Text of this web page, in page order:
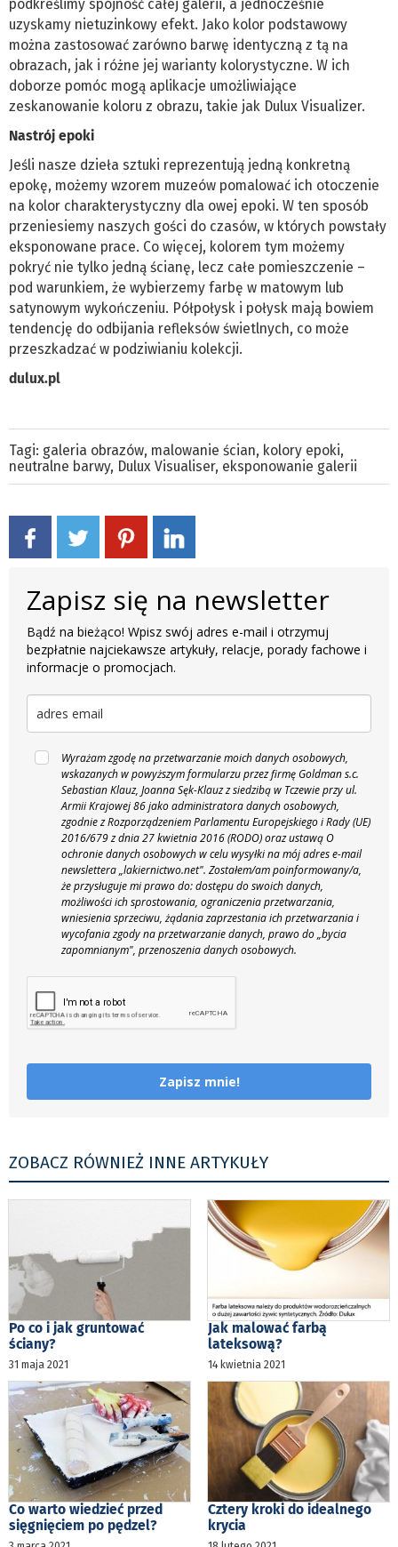
podkreślimy spójność całej galerii, a jednocześnie
uzyskamy nietuzinkowy efekt. Jako kolor podstawowy
można zastosować zarówno barwę identyczną z tą na
obrazach, jak i różne jej warianty kolorystyczne. W ich
doborze pomóc mogą aplikacje umożliwiające
zeskanowanie koloru z obrazu, takie jak Dulux Visualizer.
Nastrój epoki
Jeśli nasze dzieła sztuki reprezentują jedną konkretną
epokę, możemy wzorem muzeów pomalować ich otoczenie
na kolor charakterystyczny dla owej epoki. W ten sposób
przeniesiemy naszych gości do czasów, w których powstały
eksponowane prace. Co więcej, kolorem tym możemy
pokryć nie tylko jedną ścianę, lecz całe pomieszczenie –
pod warunkiem, że wybierzemy farbę w matowym lub
satynowym wykończeniu. Półpołysk i połysk mają bowiem
tendencję do odbijania refleksów świetlnych, co może
przeszkadzać w podziwianiu kolekcji.
dulux.pl
Tagi: galeria obrazów, malowanie ścian, kolory epoki,
neutralne barwy, Dulux Visualiser, eksponowanie galerii
Zapisz się na newsletter
Bądź na bieżąco! Wpisz swój adres e-mail i otrzymuj
bezpłatnie najciekawsze artykuły, relacje, porady fachowe i
informacje o promocjach.
Wyrażam zgodę na przetwarzanie moich danych osobowych,
wskazanych w powyższym formularzu przez firmę Goldman s.c.
Sebastian Klauz, Joanna Sęk-Klauz z siedzibą w Tczewie przy ul.
Armii Krajowej 86 jako administratora danych osobowych,
zgodnie z Rozporządzeniem Parlamentu Europejskiego i Rady (UE)
2016/679 z dnia 27 kwietnia 2016 (RODO) oraz ustawą O
ochronie danych osobowych w celu wysyłki na mój adres e-mail
newslettera „lakiernictwo.net". Zostałem/am poinformowany/a,
że przysługuje mi prawo do: dostępu do swoich danych,
możliwości ich sprostowania, ograniczenia przetwarzania,
wniesienia sprzeciwu, żądania zaprzestania ich przetwarzania i
wycofania zgody na przetwarzanie danych, prawo do „bycia
zapomnianym", przenoszenia danych osobowych.
Zapisz mnie!
ZOBACZ RÓWNIEŻ INNE ARTYKUŁY
Po co i jak gruntować
ściany?
31 maja 2021
Jak malować farbą
lateksową?
14 kwietnia 2021
Co warto wiedzieć przed
sięgnięciem po pędzel?
Cztery kroki do idealnego
krycia